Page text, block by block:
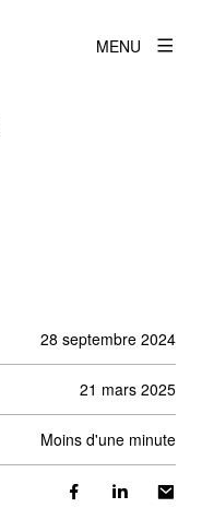
MENU
28 septembre 2024
21 mars 2025
moins d'une minute